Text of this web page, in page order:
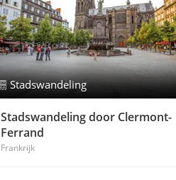
Stadswandeling
Stadswandeling door Clermont-
Ferrand
Frankrijk